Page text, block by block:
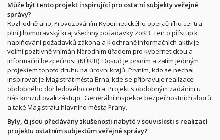
Může být tento projekt inspirující pro ostatní subjekty veřejné
správy?
Rozhodně ano, Provozováním Kybernetického operačního centra
plní Jihomoravský kraj všechny požadavky ZoKB. Tento přístup k
naplňování požadavků zákona a k ochraně informačních aktiv je
velmi pozitivně vnímán Národním úřadem pro kybernetickou a
informační bezpečnost (NÚKIB). Dosud je prvním a zatím jediným
projektem tohoto druhu na úrovni krajů. Prvním, kdo se nechal
inspirovat je Magistrát města Brna, kde se připravuje realizace
obdobného dohledového centra. Projekt s obdobným zadáním u
nás konzultovali zástupci Generální inspekce bezpečnostních sborů
a také Magistrátu hlavního města Prahy.
Byly, či jsou předávány zkušenosti nabyté v souvislosti s realizací
projektu ostatním subjektům veřejné správy?